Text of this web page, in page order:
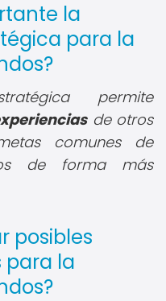
la
para la
permite
de otros
comunes de
de forma más
posibles
para la